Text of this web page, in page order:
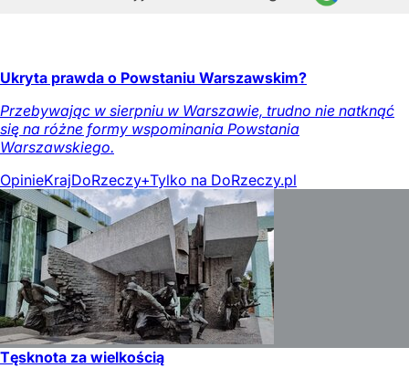
Ukryta prawda o Powstaniu Warszawskim?
Przebywając w sierpniu w Warszawie, trudno nie natknąć
się na różne formy wspominania Powstania
Warszawskiego.
OpinieKrajDoRzeczy+Tylko na DoRzeczy.pl
Tęsknota za wielkością